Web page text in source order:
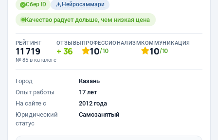
Сбер ID Нейросаммари
Качество радует дольше, чем низкая цена
РЕЙТИНГ
11 719
№ 85 в каталоге
ОТЗЫВЫ
36
ПРОФЕССИОНАЛИЗМ
10/10
КОММУНИКАЦИЯ
10/10
Город
Казань
Опыт работы
17 лет
На сайте с
2012 года
Юридический
статус
Самозанятый